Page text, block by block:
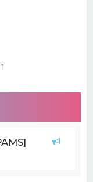
r
1